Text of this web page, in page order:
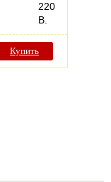
220
В.
Купить